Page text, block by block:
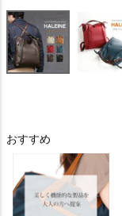
おすすめ